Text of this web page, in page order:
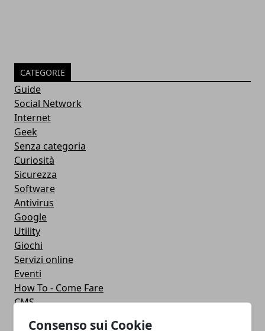
Consenso sui Cookie
CATEGORIE
Guide
Social Network
Internet
Geek
Senza categoria
Curiosità
Sicurezza
Software
Antivirus
Google
Utility
Giochi
Servizi online
Eventi
How To - Come Fare
CMS